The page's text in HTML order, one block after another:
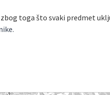
toga što svaki predmet